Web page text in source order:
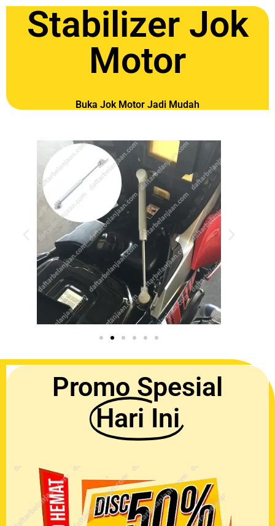
Stabilizer Jok
Motor
Buka Jok Motor Jadi Mudah
Promo Spesial
Hari Ini